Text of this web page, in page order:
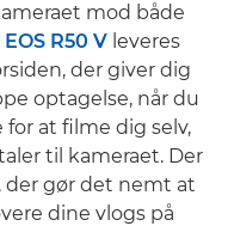
mod både
EOS R50 V leveres
der giver dig
optagelse, når du
at filme dig selv,
til kameraet. Der
der gør det nemt at
dine vlogs på